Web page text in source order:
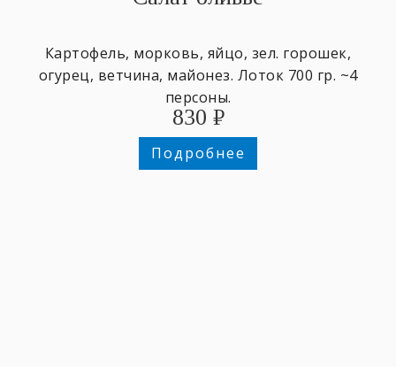
Картофель, морковь, яйцо, зел. горошек,
огурец, ветчина, майонез. Лоток 700 гр. ~4
персоны.
830 ₽
Подробнее